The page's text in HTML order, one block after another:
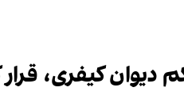
کیفری، قرار